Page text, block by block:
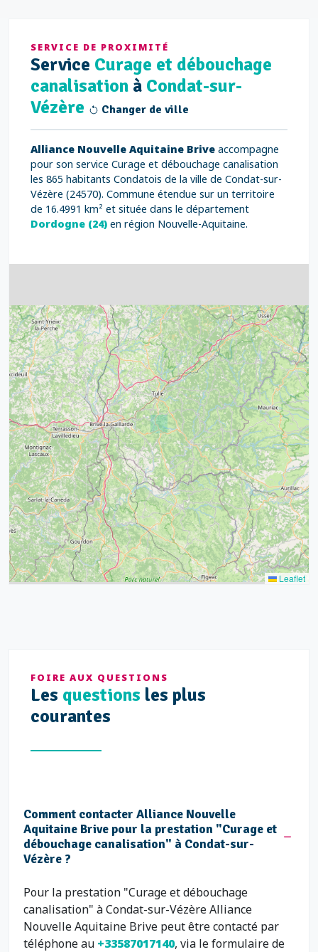
SERVICE DE PROXIMITÉ
Service Curage et débouchage
canalisation à Condat-sur-
Vézère
Changer de ville
Alliance Nouvelle Aquitaine Brive accompagne
pour son service Curage et débouchage canalisation
les 865 habitants Condatois de la ville de Condat-sur-
Vézère (24570). Commune étendue sur un territoire
de 16.4991 km² et située dans le département
Dordogne (24) en région Nouvelle-Aquitaine.
4
15
21
14
32
39
52 68
43
Leaflet
FOIRE AUX QUESTIONS
Les questions les plus
courantes
Comment contacter Alliance Nouvelle
Aquitaine Brive pour la prestation "Curage et
débouchage canalisation" à Condat-sur-
Vézère ?
Pour la prestation "Curage et débouchage
canalisation" à Condat-sur-Vézère Alliance
Nouvelle Aquitaine Brive peut être contacté par
téléphone au +33587017140, via le formulaire de